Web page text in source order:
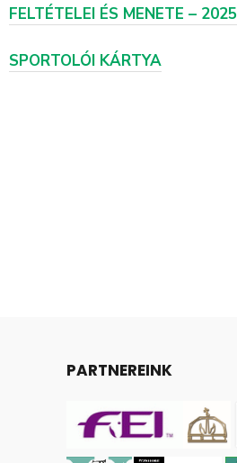
FELTÉTELEI ÉS MENETE – 2025
SPORTOLÓI KÁRTYA
PARTNEREINK